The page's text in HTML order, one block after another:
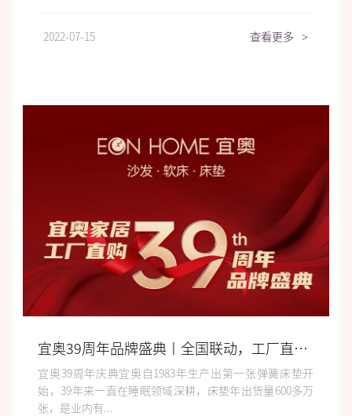
2022-07-15 查看更多 >
宜奥39周年品牌盛典丨全国联动，工厂直购，超值钜惠，不容错过！
宜奥39周年庆典宜奥自1983年生产出第一张弹簧床垫开
始，39年来一直在睡眠领域深耕，床垫年出货量600多万
张，是业内有...